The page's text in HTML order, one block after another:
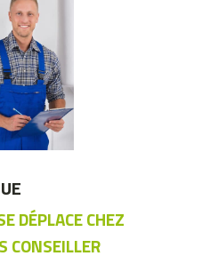
DÉPLACE CHEZ
CONSEILLER